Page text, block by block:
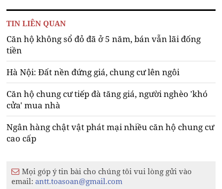
TIN LIÊN QUAN
Căn hộ không sổ đỏ đã ở 5 năm, bán vẫn lãi đống
tiền
Hà Nội: Đất nền đứng giá, chung cư lên ngôi
Căn hộ chung cư tiếp đà tăng giá, người nghèo 'khó
cửa' mua nhà
Ngân hàng chật vật phát mại nhiều căn hộ chung cư
cao cấp
Mọi góp ý tin bài cho chúng tôi vui lòng gửi vào
email:antt.toasoan@gmail.com